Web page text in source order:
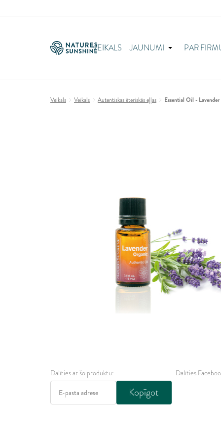
VEIKALS JAUNUMI PAR
Veikals Veikals Autentiskas ēteriskās eļļas Essential Oil - Lavender
Dalīties ar šo produktu:
Kopīgot
Dalīties